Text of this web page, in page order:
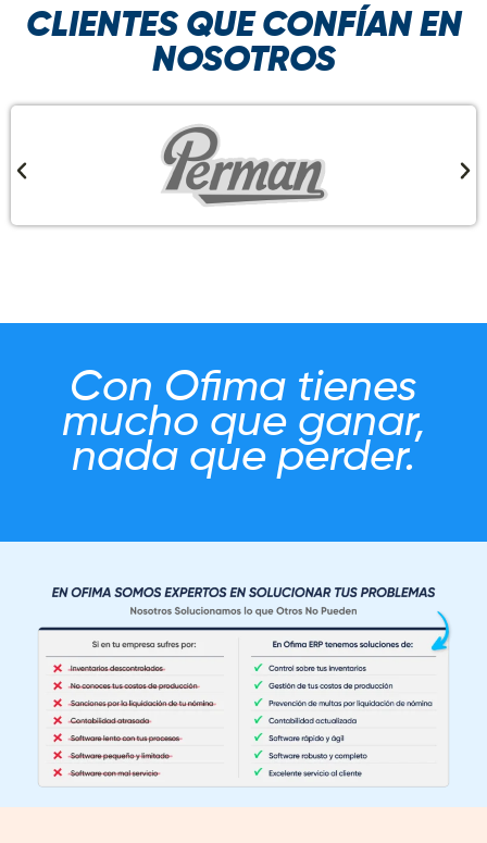
CLIENTES QUE CONFÍAN EN
NOSOTROS
Con Ofima tienes
mucho que ganar,
nada que perder.